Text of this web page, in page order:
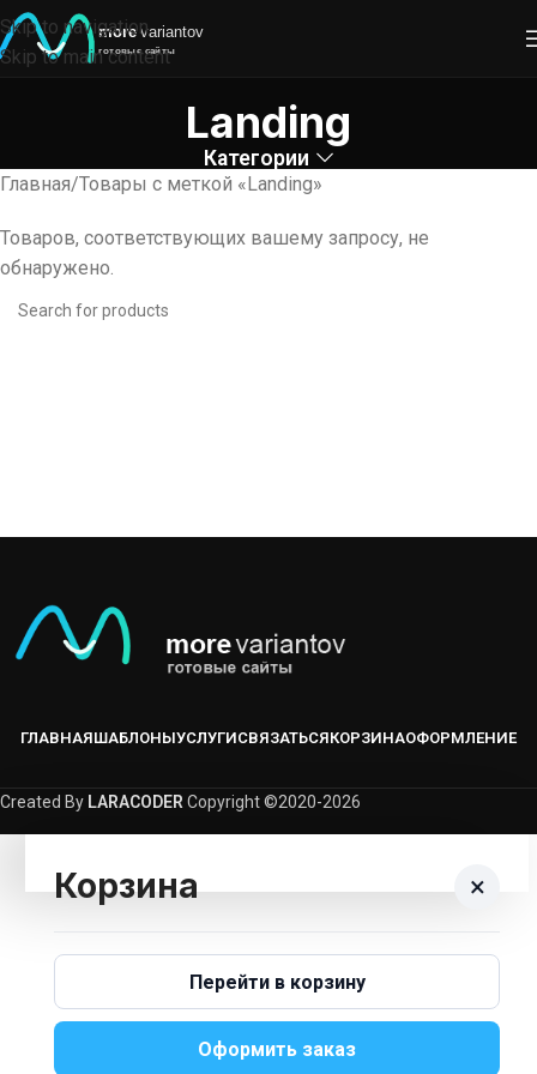
Skip to navigation
Skip to main content
Landing
Категории
Главная Товары с меткой «Landing»
Товаров, соответствующих вашему запросу, не
обнаружено.
ГЛАВНАЯШАБЛОНЫУСЛУГИСВЯЗАТЬСЯКОРЗИНАОФОРМЛЕНИЕ
Created By LARACODERCopyright ©2020-2026
Корзина ×
Вернуться В Каталог
Перейти в корзину
Оформить заказ